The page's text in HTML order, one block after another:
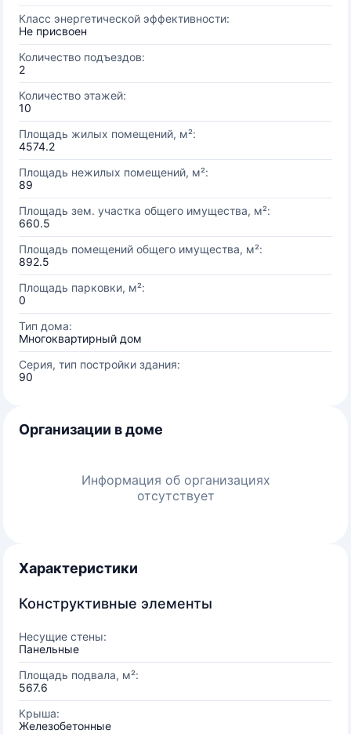
Класс энергетической эффективности:
Не присвоен
Количество подъездов:
2
Количество этажей:
10
Площадь жилых помещений, м²:
4574.2
Площадь нежилых помещений, м²:
89
Площадь зем. участка общего имущества, м²:
660.5
Площадь помещений общего имущества, м²:
892.5
Площадь парковки, м²:
0
Тип дома:
Многоквартирный дом
Серия, тип постройки здания:
90
Организации в доме
Информация об организациях
отсутствует
Характеристики
Конструктивные элементы
Несущие стены:
Панельные
Площадь подвала, м²:
567.6
Крыша:
Железобетонные